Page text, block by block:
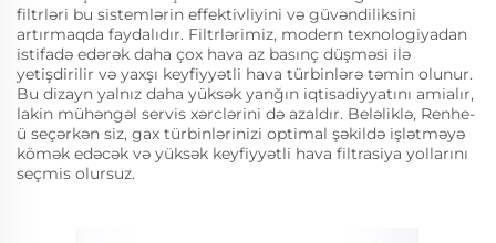
filtrləri bu sistemlərin effektivliyini və güvəndiliksini
artırmaqda faydalıdır. Filtrlərimiz, modern texnologiyadan
istifadə edərək daha çox hava az basınç düşməsi ilə
yetişdirilir və yaxşı keyfiyyətli hava türbinlərə təmin olunur.
Bu dizayn yalnız daha yüksək yanğın iqtisadiyyatını amialır,
lakin mühəngəl servis xərclərini də azaldır. Beləliklə, Renhe-
ü seçərkən siz, gax türbinlərinizi optimal şəkildə işlətməyə
kömək edəcək və yüksək keyfiyyətli hava filtrasiya yollarını
seçmis olursuz.